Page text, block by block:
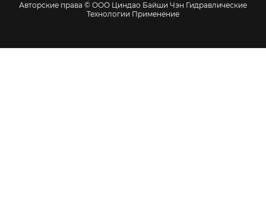
Авторские права © ООО Циндао Байши Чэн Гидравлические
Технологии Применение